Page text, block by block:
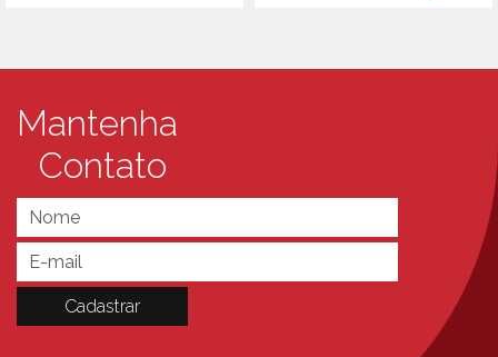
Mantenha
Contato